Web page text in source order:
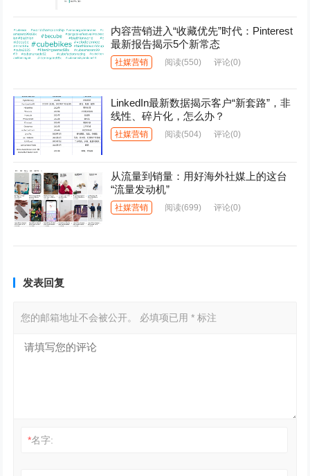
内容营销进入“收藏优先”时代：Pinterest
最新报告揭示5个新常态
社媒营销 阅读(550) 评论(0)
LinkedIn最新数据揭示客户“新套路”，非
线性、碎片化，怎么办？
社媒营销 阅读(504) 评论(0)
从流量到销量：用好海外社媒上的这台
“流量发动机”
社媒营销 阅读(699) 评论(0)
发表回复
您的邮箱地址不会被公开。 必填项已用* 标注
*名字: